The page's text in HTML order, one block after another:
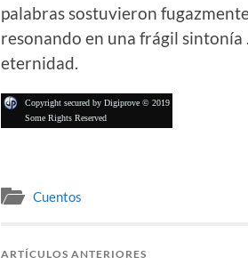
palabras sostuvieron
resonando en una frágil
eternidad.
Copyright secured by Digiprove © 2019
Some Rights Reserved
Cuentos
ARTÍCULOS ANTERIORES